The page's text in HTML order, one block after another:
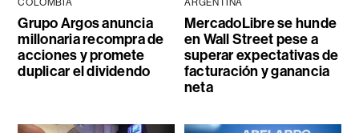
Grupo Argos anuncia
millonaria recompra de
acciones y promete
duplicar el dividendo
MercadoLibre se hunde
en Wall Street pese a
superar expectativas de
facturación y ganancia
neta